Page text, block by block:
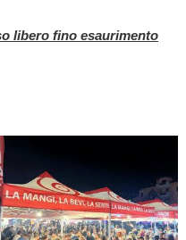
libero fino esaurimento